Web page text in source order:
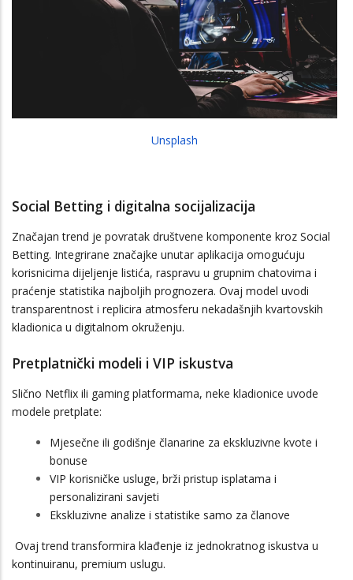
Unsplash
Social Betting i digitalna socijalizacija
Značajan trend je povratak društvene komponente kroz Social
Betting. Integrirane značajke unutar aplikacija omogućuju
korisnicima dijeljenje listića, raspravu u grupnim chatovima i
praćenje statistika najboljih prognozera. Ovaj model uvodi
transparentnost i replicira atmosferu nekadašnjih kvartovskih
kladionica u digitalnom okruženju.
Pretplatnički modeli i VIP iskustva
Slično Netflix ili gaming platformama, neke kladionice uvode
modele pretplate:
Mjesečne ili godišnje članarine za ekskluzivne kvote i
bonuse
VIP korisničke usluge, brži pristup isplatama i
personalizirani savjeti
Ekskluzivne analize i statistike samo za članove
Ovaj trend transformira klađenje iz jednokratnog iskustva u
kontinuiranu, premium uslugu.